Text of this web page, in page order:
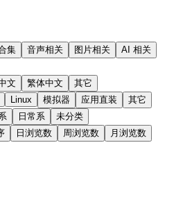
集 音声相关 图片相关
AI 相关
文 繁体中文
其它
Linux 模拟器 应用直装
其它
日常系
未分类
日浏览数 周浏览数
月浏览数